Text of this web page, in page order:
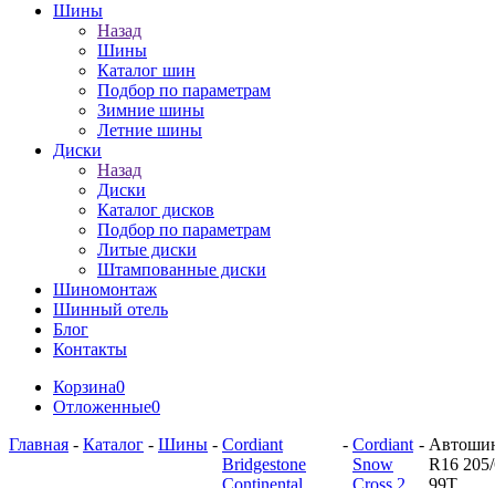
Шины
Назад
Шины
Каталог шин
Подбор по параметрам
Зимние шины
Летние шины
Диски
Назад
Диски
Каталог дисков
Подбор по параметрам
Литые диски
Штампованные диски
Шиномонтаж
Шинный отель
Блог
Контакты
Корзина0
Отложенные0
Главная - Каталог - Шины - Cordiant
Bridgestone
Continental
- Cordiant
Snow
Cross 2
-
R16
99T